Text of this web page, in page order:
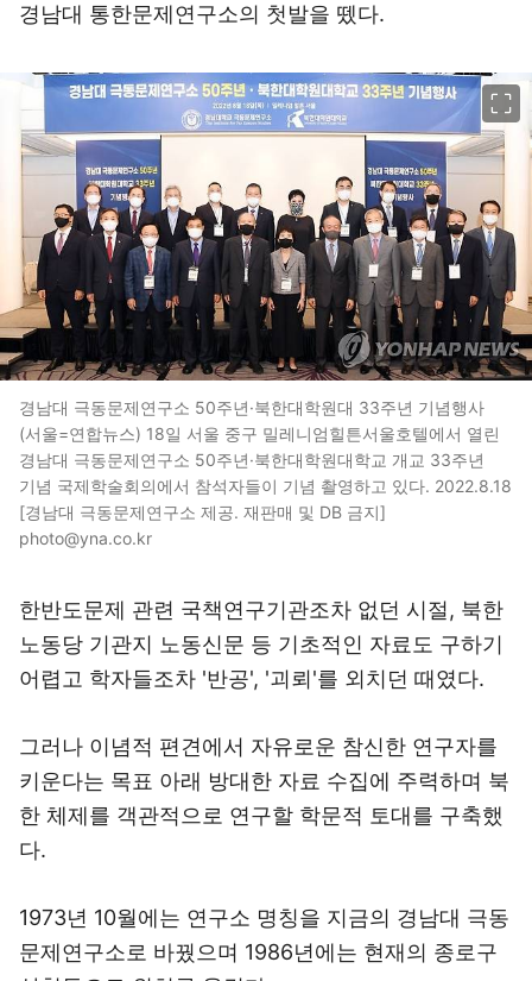
경남대 통한문제연구소의 첫발을 뗐다.
경남대 극동문제연구소 50주년·북한대학원대 33주년 기념행사
(서울=연합뉴스) 18일 서울 중구 밀레니엄힐튼서울호텔에서 열린
경남대 극동문제연구소 50주년·북한대학원대학교 개교 33주년
기념 국제학술회의에서 참석자들이 기념 촬영하고 있다. 2022.8.18
[경남대 극동문제연구소 제공. 재판매 및 DB 금지]
photo@yna.co.kr
한반도문제 관련 국책연구기관조차 없던 시절, 북한
노동당 기관지 노동신문 등 기초적인 자료도 구하기
어렵고 학자들조차 '반공', '괴뢰'를 외치던 때였다.
그러나 이념적 편견에서 자유로운 참신한 연구자를
키운다는 목표 아래 방대한 자료 수집에 주력하며 북
한 체제를 객관적으로 연구할 학문적 토대를 구축했
다.
1973년 10월에는 연구소 명칭을 지금의 경남대 극동
문제연구소로 바꿨으며 1986년에는 현재의 종로구